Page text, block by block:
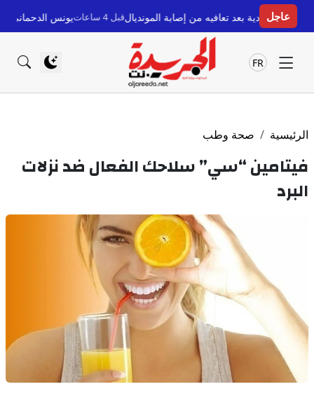
عاجل
بعد تعافيه من إصابة المونديالقبل 4 ساعات يونس الدحماني يوجه رسالة وداع
FR
الرئيسية صحة وطب
فيتامين “سي” سلاحك الفعال ضد نزلات
البرد